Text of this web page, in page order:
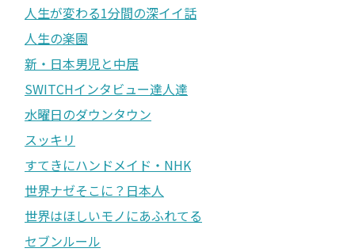
人生が変わる1分間の深イイ話
人生の楽園
新・日本男児と中居
SWITCHインタビュー達人達
水曜日のダウンタウン
スッキリ
すてきにハンドメイド・NHK
世界ナゼそこに？日本人
世界はほしいモノにあふれてる
セブンルール